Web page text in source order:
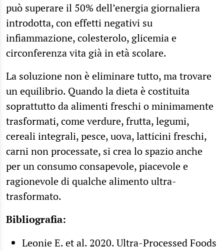
può superare il 50% dell’energia giornaliera
introdotta, con effetti negativi su
infiammazione, colesterolo, glicemia e
circonferenza vita già in età scolare.
La soluzione non è eliminare tutto, ma trovare
un equilibrio. Quando la dieta è costituita
soprattutto da alimenti freschi o minimamente
trasformati, come verdure, frutta, legumi,
cereali integrali, pesce, uova, latticini freschi,
carni non processate, si crea lo spazio anche
per un consumo consapevole, piacevole e
ragionevole di qualche alimento ultra-
trasformato.
Bibliografia:
Leonie E. et al. 2020. Ultra-Processed Foods